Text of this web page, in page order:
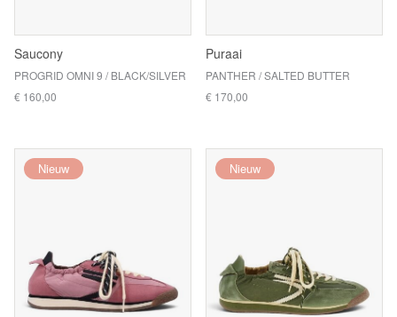
Saucony
PROGRID OMNI 9 / BLACK/SILVER
€ 160,00
Puraai
PANTHER / SALTED BUTTER
€ 170,00
Nieuw Nieuw